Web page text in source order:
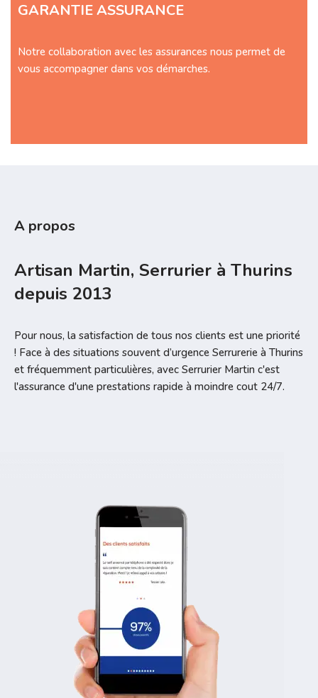
GARANTIE ASSURANCE
Notre collaboration avec les assurances nous permet de
vous accompagner dans vos démarches.
A propos
Artisan Martin, Serrurier à Thurins
depuis 2013
Pour nous, la satisfaction de tous nos clients est une priorité
! Face à des situations souvent d’urgence Serrurerie à Thurins
et fréquemment particulières, avec Serrurier Martin c'est
l'assurance d'une prestations rapide à moindre cout 24/7.